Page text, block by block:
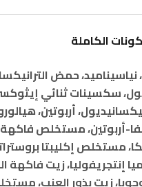
الكاملة
نياسيناميد، حمض
سكسينات ثنائي
1،2-هيكسانيديول، أربوتين،
أربوتين، مستخلص فاكهة
مستخلص إكليبتا
إنتجريفوليا، زيت فاكهة
زيت بذور العنب،